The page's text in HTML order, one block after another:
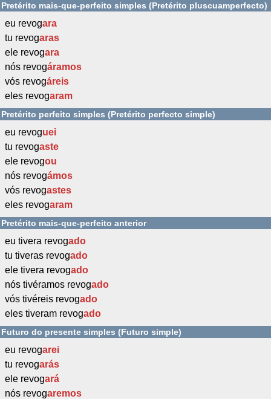
Pretérito mais-que-perfeito simples (Pretérito pluscuamperfecto)
eu revogara
tu revogaras
ele revogara
nós revogáramos
vós revogáreis
eles revogaram
Pretérito perfeito simples (Pretérito perfecto simple)
eu revoguei
tu revogaste
ele revogou
nós revogámos
vós revogastes
eles revogaram
Pretérito mais-que-perfeito anterior
eu tivera revogado
tu tiveras revogado
ele tivera revogado
nós tivéramos revogado
vós tivéreis revogado
eles tiveram revogado
Futuro do presente simples (Futuro simple)
eu revogarei
tu revogarás
ele revogará
nós revogaremos